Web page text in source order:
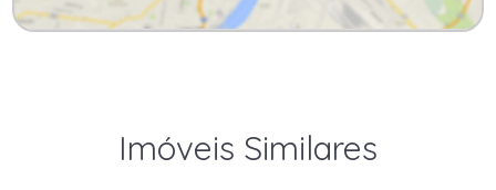
Imóveis Similares